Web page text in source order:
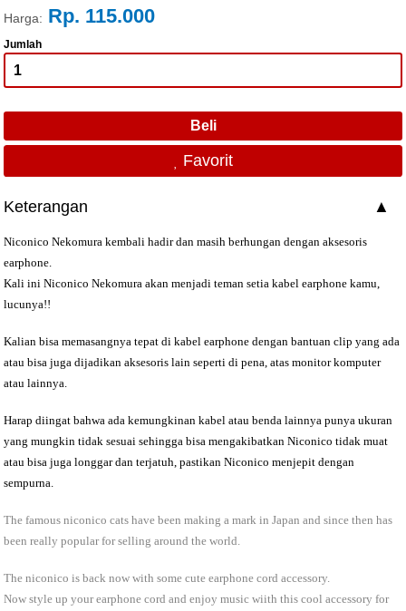
Harga: Rp. 115.000
Jumlah
Favorit
Keterangan
Niconico Nekomura kembali hadir dan masih berhungan dengan aksesoris
earphone.
Kali ini Niconico Nekomura akan menjadi teman setia kabel earphone kamu,
lucunya!!
Kalian bisa memasangnya tepat di kabel earphone dengan bantuan clip yang ada
atau bisa juga dijadikan aksesoris lain seperti di pena, atas monitor komputer
atau lainnya.
Harap diingat bahwa ada kemungkinan kabel atau benda lainnya punya ukuran
yang mungkin tidak sesuai sehingga bisa mengakibatkan Niconico tidak muat
atau bisa juga longgar dan terjatuh, pastikan Niconico menjepit dengan
sempurna.
The famous niconico cats have been making a mark in Japan and since then has
been really popular for selling around the world.
The niconico is back now with some cute earphone cord accessory.
Now style up your earphone cord and enjoy music wiith this cool accessory for